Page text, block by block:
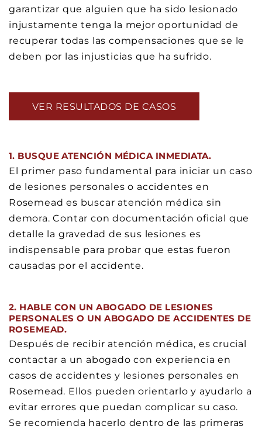
garantizar que alguien que ha sido lesionado
injustamente tenga la mejor oportunidad de
recuperar todas las compensaciones que se le
deben por las injusticias que ha sufrido.
VER RESULTADOS DE CASOS
1. BUSQUE ATENCIÓN MÉDICA INMEDIATA.
El primer paso fundamental para iniciar un caso
de lesiones personales o accidentes en
Rosemead es buscar atención médica sin
demora. Contar con documentación oficial que
detalle la gravedad de sus lesiones es
indispensable para probar que estas fueron
causadas por el accidente.
2. HABLE CON UN ABOGADO DE LESIONES
PERSONALES O UN ABOGADO DE ACCIDENTES DE
ROSEMEAD.
Después de recibir atención médica, es crucial
contactar a un abogado con experiencia en
casos de accidentes y lesiones personales en
Rosemead. Ellos pueden orientarlo y ayudarlo a
evitar errores que puedan complicar su caso.
Se recomienda hacerlo dentro de las primeras